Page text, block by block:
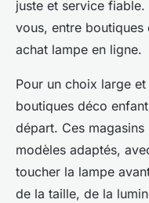
juste et service
vous, entre boutiques
achat lampe en ligne.
Pour un choix large
boutiques déco
départ. Ces
modèles adaptés,
toucher la lampe
de la taille, de la